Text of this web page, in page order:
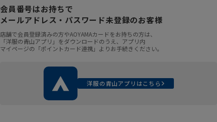
会員番号はお持ちで
メールアドレス・パスワード未登録のお客様
店舗で会員登録済みの方やAOYAMAカードをお持ちの方は、
「洋服の青山アプリ」をダウンロードのうえ、アプリ内
マイページの「ポイントカード連携」よりお手続きください。
洋服の青山アプリはこちら